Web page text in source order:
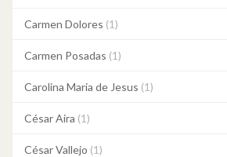
Carmen Dolores (1)
Carmen Posadas (1)
Carolina Maria de Jesus (1)
César Aira (1)
César Vallejo (1)